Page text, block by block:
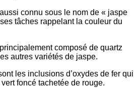
connu sous le nom de « jaspe
tâches rappelant la couleur du
composé de quartz
autres variétés de jaspe.
les inclusions d’oxydes de fer qui
foncé tachetée de rouge.